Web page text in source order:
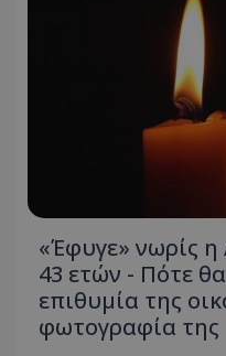
«Έφυγε» νωρίς η
43 ετών - Πότε
επιθυμία της
φωτογραφία της